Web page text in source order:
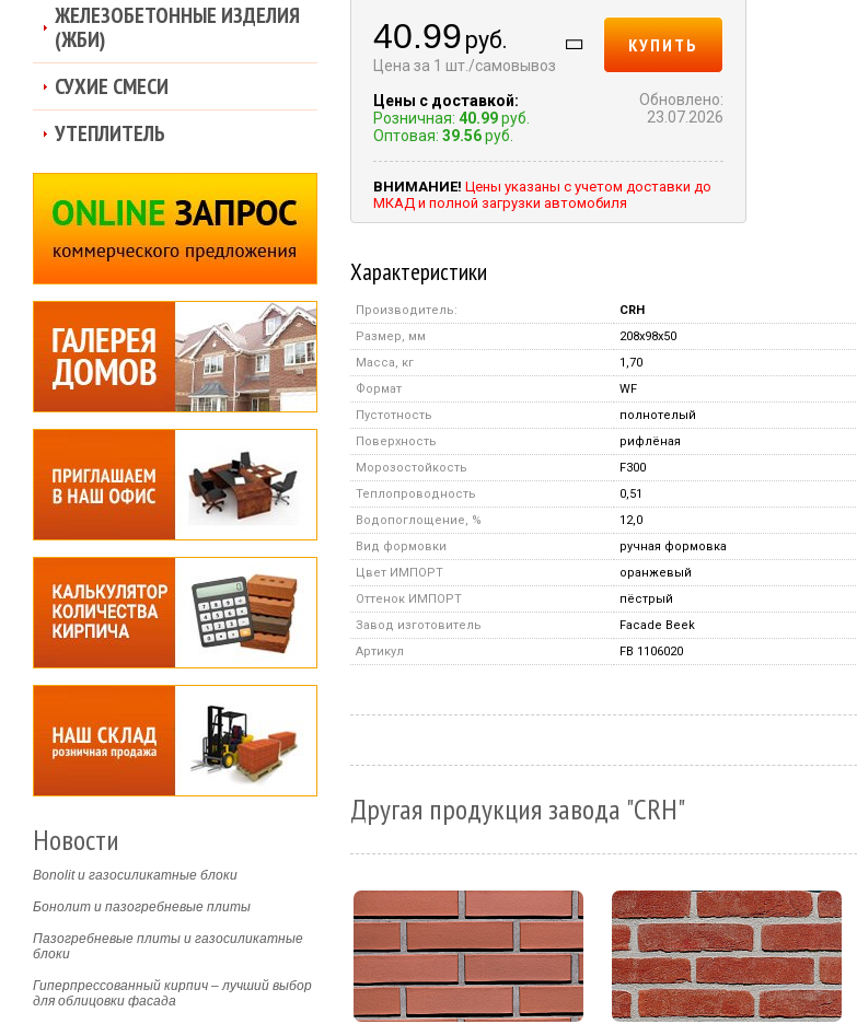
40.99 руб.
Цена за 1 шт./самовывоз
Цены с доставкой:
Розничная: 40.99руб.
Оптовая: 39.56руб.
КУПИТЬ
Обновлено:
23.07.2026
ВНИМАНИЕ! Цены указаны с учетом доставки до
МКАД и полной загрузки автомобиля
Характеристики
Производитель:
CRH
Размер, мм
208x98x50
Масса, кг
1,70
Формат
WF
Пустотность
полнотелый
Поверхность
рифлёная
Морозостойкость
F300
Теплопроводность
0,51
Водопоглощение, %
12,0
Вид формовки
ручная формовка
Цвет ИМПОРТ
оранжевый
Оттенок ИМПОРТ
пёстрый
Завод изготовитель
Facade Beek
Артикул
FB 1106020
Другая продукция завода "CRH"
ЖЕЛЕЗОБЕТОННЫЕ ИЗДЕЛИЯ
(ЖБИ)
СУХИЕ СМЕСИ
УТЕПЛИТЕЛЬ
Новости
Bonolit и газосиликатные блоки
Бонолит и пазогребневые плиты
Пазогребневые плиты и газосиликатные
блоки
Гиперпрессованный кирпич – лучший выбор
для облицовки фасада